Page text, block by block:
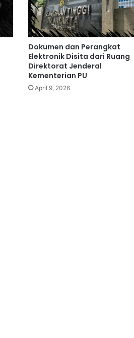
Dokumen dan Perangkat
Elektronik Disita dari Ruang
Direktorat Jenderal
Kementerian PU
April 9, 2026